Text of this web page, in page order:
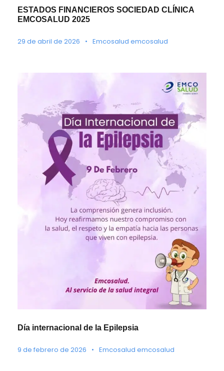
ESTADOS FINANCIEROS SOCIEDAD CLÍNICA
EMCOSALUD 2025
29 de abril de 2026 • Emcosalud emcosalud
Día internacional de la Epilepsia
9 de febrero de 2026 • Emcosalud emcosalud